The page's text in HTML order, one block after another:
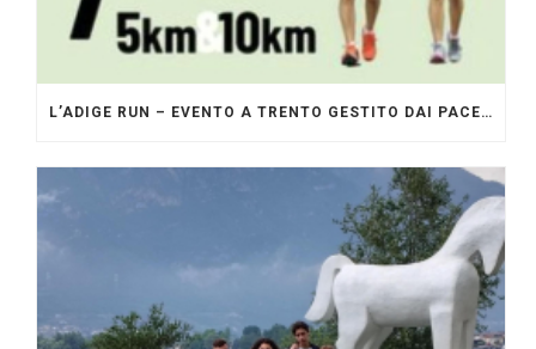
L’ADIGE RUN – EVENTO A TRENTO GESTITO DAI PACERS GLI ORIGINALI